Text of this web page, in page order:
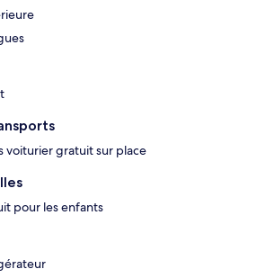
voiturier gratuit sur place
pour les enfants